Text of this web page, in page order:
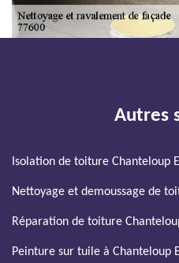
Autres
Isolation de toiture Chanteloup
Nettoyage et demoussage de
Réparation de toiture
Peinture sur tuile à Chanteloup